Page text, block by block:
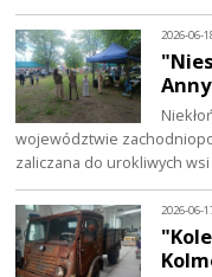
2026-06-
województwie
zaliczana do urokliwych
2026-06-